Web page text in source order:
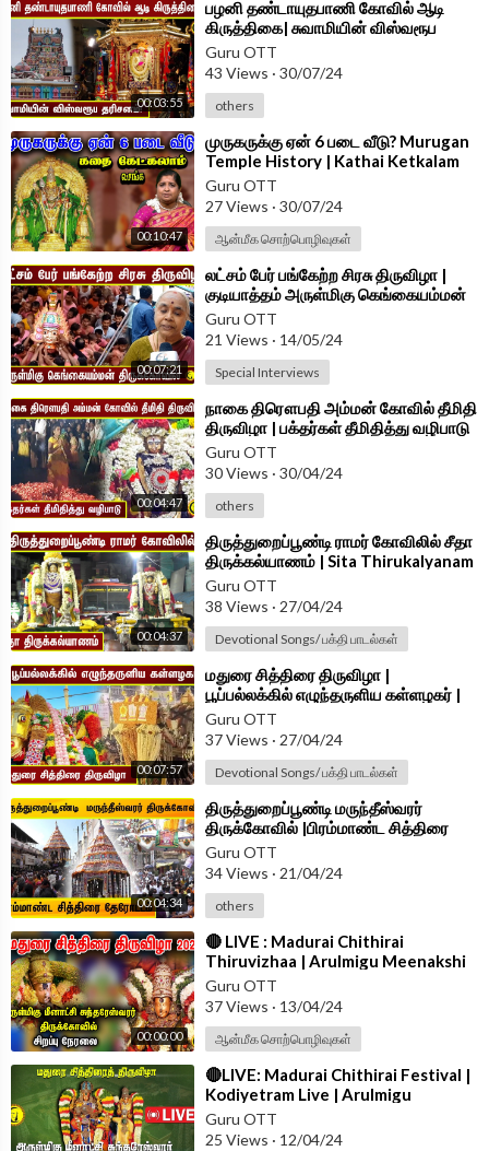
00:03:55
⁣பழனி தண்டாயுதபாணி கோவில் ஆடி
கிருத்திகை| சுவாமியின் விஸ்வரூப
தரிசனம்| Palani Temple | Aadi
Krittikai
Guru OTT
43 Views · 30/07/24
others
00:10:47
⁣முருகருக்கு ஏன் 6 படை வீடு? Murugan
Temple History | Kathai Ketkalam
Vanga|Stories for Kids in Tamil
Guru OTT
27 Views · 30/07/24
ஆன்மீக சொற்பொழிவுகள்
00:07:21
⁣லட்சம் பேர் பங்கேற்ற சிரசு திருவிழா |
குடியாத்தம் அருள்மிகு கெங்கையம்மன்
திருக்கோவில்
Guru OTT
21 Views · 14/05/24
Special Interviews
00:04:47
⁣நாகை திரௌபதி அம்மன் கோவில் தீமிதி
திருவிழா | பக்தர்கள் தீமிதித்து வழிபாடு
Guru OTT
30 Views · 30/04/24
others
00:04:37
⁣திருத்துறைப்பூண்டி ராமர் கோவிலில் சீதா
திருக்கல்யாணம் | Sita Thirukalyanam
at Sri Ramar Temple
Guru OTT
38 Views · 27/04/24
Devotional Songs/ பக்தி பாடல்கள்
00:07:57
⁣மதுரை சித்திரை திருவிழா |
பூப்பல்லக்கில் எழுந்தருளிய கள்ளழகர் |
Madurai Chithirai Thiruvizhaa
Guru OTT
37 Views · 27/04/24
Devotional Songs/ பக்தி பாடல்கள்
00:04:34
⁣திருத்துறைப்பூண்டி மருந்தீஸ்வரர்
திருக்கோவில் |பிரம்மாண்ட சித்திரை
தேரோட்டம் |Marundeeswarar
Temple
Guru OTT
34 Views · 21/04/24
others
00:00:00
⁣🔴 LIVE : Madurai Chithirai
Thiruvizhaa | Arulmigu Meenakshi
Sundhareshwarar Temple Live
Guru OTT
37 Views · 13/04/24
ஆன்மீக சொற்பொழிவுகள்
⁣🔴LIVE: Madurai Chithirai Festival |
Kodiyetram Live | Arulmigu
Meenakshi Sundhareshwarar
Temple
Guru OTT
25 Views · 12/04/24